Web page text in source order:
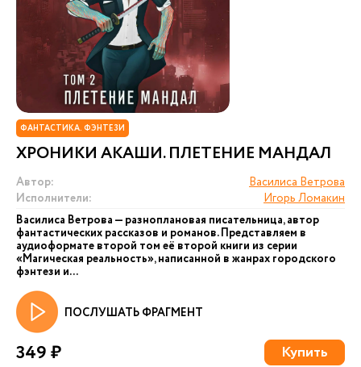
ФАНТАСТИКА. ФЭНТЕЗИ
ХРОНИКИ АКАШИ. ПЛЕТЕНИЕ МАНДАЛ
Автор:
Василиса Ветрова
Исполнители:
Игорь Ломакин
Василиса Ветрова — разноплановая писательница, автор
фантастических рассказов и романов. Представляем в
аудиоформате второй том её второй книги из серии
«Магическая реальность», написанной в жанрах городского
фэнтези и...
ПОСЛУШАТЬ ФРАГМЕНТ
349 ₽ Купить